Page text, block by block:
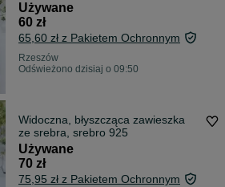
Używane
60 zł
65,60 zł z Pakietem Ochronnym
Rzeszów
Odświeżono dzisiaj o 09:50
Widoczna, błyszcząca zawieszka
ze srebra, srebro 925
Używane
70 zł
75,95 zł z Pakietem Ochronnym